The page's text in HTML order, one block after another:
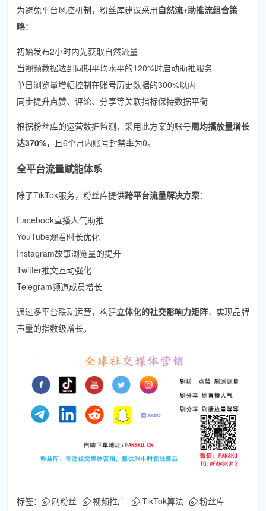
为避免平台风控机制，粉丝库建议采用自然流+助推流组合策
略：
初始发布2小时内先获取自然流量
当视频数据达到同期平均水平的120%时启动助推服务
单日浏览量增幅控制在账号历史数据的300%以内
同步提升点赞、评论、分享等关联指标保持数据平衡
根据粉丝库的运营数据监测，采用此方案的账号周均播放量增长
达370%，且6个月内账号封禁率为0。
全平台流量赋能体系
除了TikTok服务，粉丝库提供跨平台流量解决方案：
Facebook直播人气助推
YouTube观看时长优化
Instagram故事浏览量的提升
Twitter推文互动强化
Telegram频道成员增长
通过多平台联动运营，构建立体化的社交影响力矩阵，实现品牌
声量的指数级增长。
标签： 刷粉丝 视频推广 TikTok算法
粉丝库